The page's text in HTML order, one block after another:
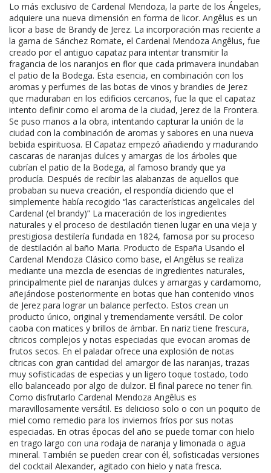
Lo más exclusivo de Cardenal Mendoza, la parte de los Ángeles,
adquiere una nueva dimensión en forma de licor. Angêlus es un
licor a base de Brandy de Jerez. La incorporación mas reciente a
la gama de Sánchez Romate, el Cardenal Mendoza Angêlus, fue
creado por el antiguo capataz para intentar transmitir la
fragancia de los naranjos en flor que cada primavera inundaban
el patio de la Bodega. Esta esencia, en combinación con los
aromas y perfumes de las botas de vinos y brandies de Jerez
que maduraban en los edificios cercanos, fue la que el capataz
intento definir como el aroma de la ciudad, Jerez de la Frontera.
Se puso manos a la obra, intentando capturar la unión de la
ciudad con la combinación de aromas y sabores en una nueva
bebida espirituosa. El Capataz empezó añadiendo y madurando
cascaras de naranjas dulces y amargas de los árboles que
cubrían el patio de la Bodega, al famoso brandy que ya
producía. Después de recibir las alabanzas de aquellos que
probaban su nueva creación, el respondía diciendo que el
simplemente había recogido “las características angelicales del
Cardenal (el brandy)” La maceración de los ingredientes
naturales y el proceso de destilación tienen lugar en una vieja y
prestigiosa destilería fundada en 1824, famosa por su proceso
de destilación al baño Maria. Producto de España Usando el
Cardenal Mendoza Clásico como base, el Angêlus se realiza
mediante una mezcla de esencias de ingredientes naturales,
principalmente piel de naranjas dulces y amargas y cardamomo,
añejándose posteriormente en botas que han contenido vinos
de Jerez para lograr un balance perfecto. Estos crean un
producto único, original y tremendamente versátil. De color
caoba con matices y brillos de ámbar. En nariz tiene frescura,
cítricos complejos y notas especiadas que evocan aromas de
frutos secos. En el paladar ofrece una explosión de notas
cítricas con gran cantidad del amargor de las naranjas, trazas
muy sofisticadas de especias y un ligero toque tostado, todo
ello balanceado por algo de dulzor. El final parece no tener fin.
Como disfrutarlo Cardenal Mendoza Angêlus es
maravillosamente versátil. Es delicioso solo o con un poquito de
miel como remedio para los inviernos fríos por sus notas
especiadas. En otras épocas del año se puede tomar con hielo
en trago largo con una rodaja de naranja y limonada o agua
mineral. También se pueden crear con él, sofisticadas versiones
del cocktail Alexander, agitado con hielo y nata fresca.